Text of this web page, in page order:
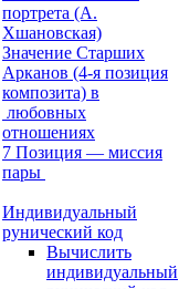
портрета (А.
Хшановская)
Значение Старших
Арканов (4-я позиция
композита) в
любовных
отношениях
7 Позиция — миссия
пары
Индивидуальный
рунический код
Вычислить
индивидуальный